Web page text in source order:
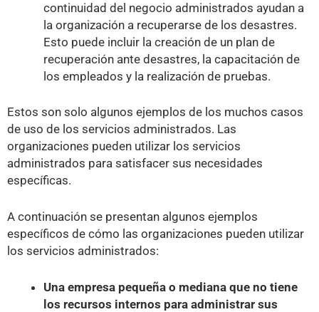
continuidad del negocio administrados ayudan a
la organización a recuperarse de los desastres.
Esto puede incluir la creación de un plan de
recuperación ante desastres, la capacitación de
los empleados y la realización de pruebas.
Estos son solo algunos ejemplos de los muchos casos
de uso de los servicios administrados. Las
organizaciones pueden utilizar los servicios
administrados para satisfacer sus necesidades
específicas.
A continuación se presentan algunos ejemplos
específicos de cómo las organizaciones pueden utilizar
los servicios administrados:
Una empresa pequeña o mediana que no tiene
los recursos internos para administrar sus